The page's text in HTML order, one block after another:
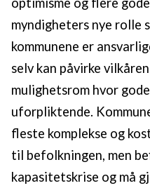
myndigheters nye rolle
kommunene er
selv kan påvirke
mulighetsrom hvor
uforpliktende.
fleste komplekse og
til befolkningen, men
kapasitetskrise og må